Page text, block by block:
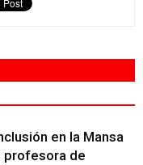
en la Mansa
profesora de